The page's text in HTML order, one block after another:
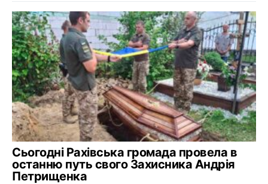
Сьогодні Рахівська громада провела в
останню путь свого Захисника Андрія
Петрищенка